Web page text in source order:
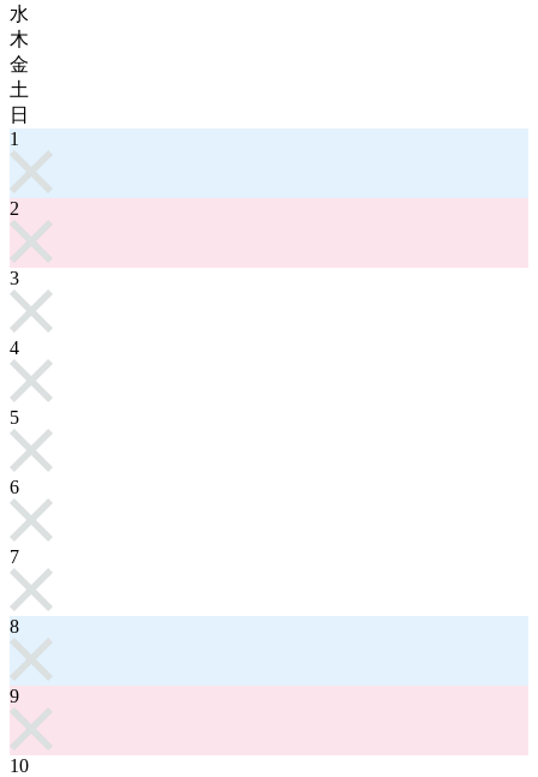
水
木
金
土
日
1
2
3
4
5
6
7
8
9
10